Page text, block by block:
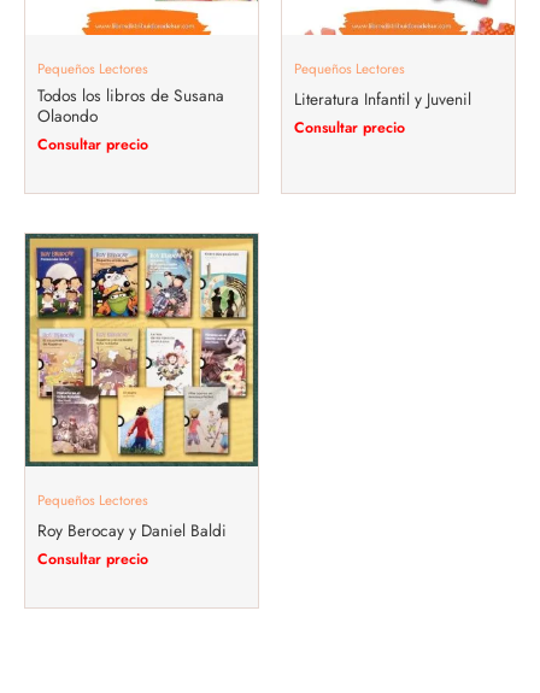
Pequeños Lectores
Todos los libros de Susana
Olaondo
Consultar precio
Pequeños Lectores
Literatura Infantil y Juvenil
Consultar precio
Pequeños Lectores
Roy Berocay y Daniel Baldi
Consultar precio